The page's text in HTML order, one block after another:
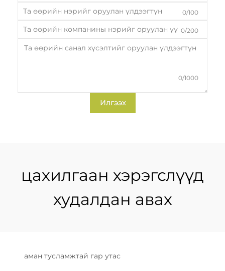
0/100
0/200
0/1000
Илгээх
цахилгаан хэрэгслүүд
худалдан авах
аман тусламжтай гар утас